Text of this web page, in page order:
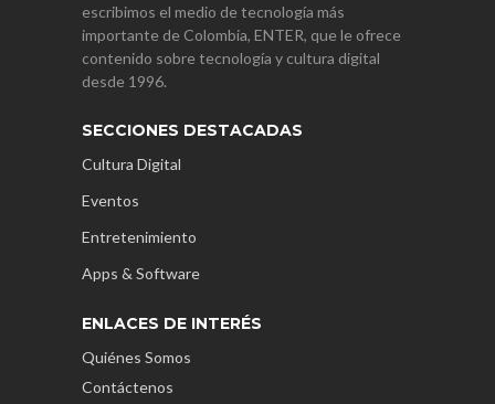
escribimos el medio de tecnología más
importante de Colombia, ENTER, que le ofrece
contenido sobre tecnología y cultura digital
desde 1996.
SECCIONES DESTACADAS
Cultura Digital
Eventos
Entretenimiento
Apps & Software
ENLACES DE INTERÉS
Quiénes Somos
Contáctenos